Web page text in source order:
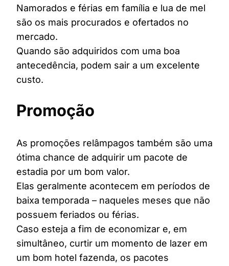
Namorados e férias em família e lua de mel
são os mais procurados e ofertados no
mercado.
Quando são adquiridos com uma boa
antecedência, podem sair a um excelente
custo.
Promoção
As promoções relâmpagos também são uma
ótima chance de adquirir um pacote de
estadia por um bom valor.
Elas geralmente acontecem em períodos de
baixa temporada – naqueles meses que não
possuem feriados ou férias.
Caso esteja a fim de economizar e, em
simultâneo, curtir um momento de lazer em
um bom hotel fazenda, os pacotes